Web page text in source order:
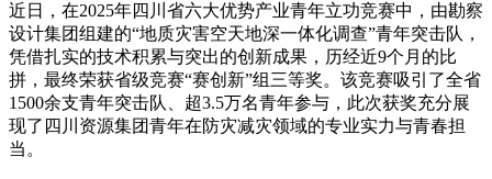
近日，在2025年四川省六大优势产业青年立功竞赛中，由勘察
设计集团组建的“地质灾害空天地深一体化调查”青年突击队，
凭借扎实的技术积累与突出的创新成果，历经近9个月的比
拼，最终荣获省级竞赛“赛创新”组三等奖。该竞赛吸引了全省
1500余支青年突击队、超3.5万名青年参与，此次获奖充分展
现了四川资源集团青年在防灾减灾领域的专业实力与青春担
当。